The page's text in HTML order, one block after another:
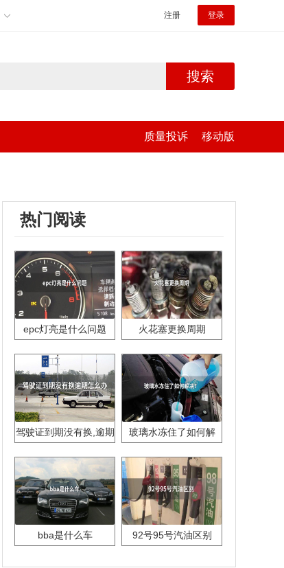
注册 登录
搜索
质量投诉 移动版
热门阅读
epc灯亮是什么问题 火花塞更换周期
驾驶证到期没有换,逾期
玻璃水冻住了如何解
bba是什么车 92号95号汽油区别